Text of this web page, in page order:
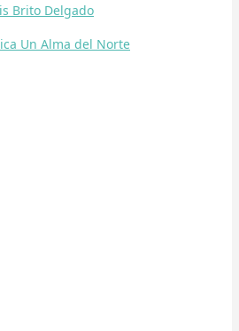
Un Alma del Norte